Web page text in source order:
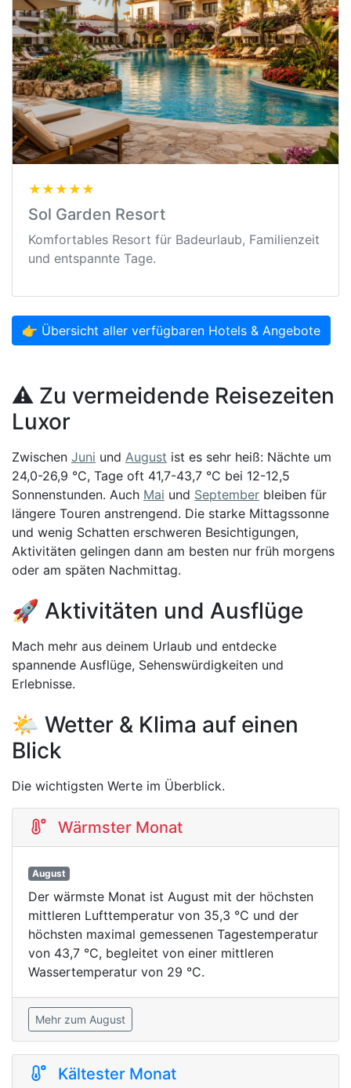
★★★★★
Sol Garden Resort
Komfortables Resort für Badeurlaub, Familienzeit
und entspannte Tage.
👉 Übersicht aller verfügbaren Hotels & Angebote
⚠️ Zu vermeidende Reisezeiten
Luxor
Zwischen Juni und August ist es sehr heiß: Nächte um
24,0-26,9 °C, Tage oft 41,7-43,7 °C bei 12-12,5
Sonnenstunden. Auch Mai und September bleiben für
längere Touren anstrengend. Die starke Mittagssonne
und wenig Schatten erschweren Besichtigungen,
Aktivitäten gelingen dann am besten nur früh morgens
oder am späten Nachmittag.
🚀 Aktivitäten und Ausflüge
Mach mehr aus deinem Urlaub und entdecke
spannende Ausflüge, Sehenswürdigkeiten und
Erlebnisse.
🌤️ Wetter & Klima auf einen
Blick
Die wichtigsten Werte im Überblick.
Wärmster Monat
August
Der wärmste Monat ist August mit der höchsten
mittleren Lufttemperatur von 35,3 °C und der
höchsten maximal gemessenen Tagestemperatur
von 43,7 °C, begleitet von einer mittleren
Wassertemperatur von 29 °C.
Mehr zum August
Kältester Monat